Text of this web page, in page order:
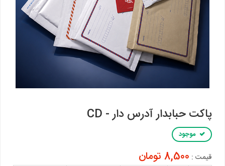
پاکت حبابدار آدرس دار - CD
موجود
قیمت : 8,500 تومان